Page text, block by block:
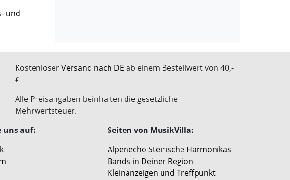
und
KostenloserVersand nach DE ab einem Bestellwert von 40,-
€.
Alle Preisangaben beinhalten die gesetzliche
Mehrwertsteuer.
uns auf:
Seiten von MusikVilla:
Alpenecho Steirische Harmonikas
Bands in Deiner Region
Kleinanzeigen und Treffpunkt